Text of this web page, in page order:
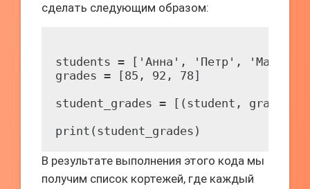
сделать следующим образом:
students = ['Анна', 'Петр', 'Мария']
grades = [85, 92, 78]
student_grades = [(student, grade)
В результате выполнения этого кода мы
получим список кортежей, где каждый